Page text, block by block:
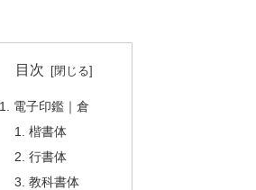
目次
電子印鑑｜倉
楷書体
行書体
教科書体